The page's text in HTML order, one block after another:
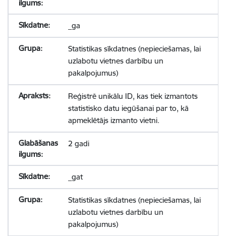
_ga
Statistikas sīkdatnes (nepieciešamas, lai
uzlabotu vietnes darbību un
pakalpojumus)
Reģistrē unikālu ID, kas tiek izmantots
statistisko datu iegūšanai par to, kā
apmeklētājs izmanto vietni.
2 gadi
_gat
Statistikas sīkdatnes (nepieciešamas, lai
uzlabotu vietnes darbību un
pakalpojumus)